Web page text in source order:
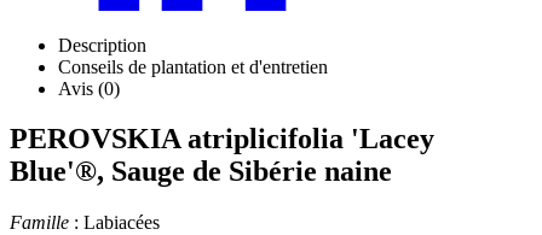
Description
Conseils de plantation et d'entretien
Avis (0)
PEROVSKIA atriplicifolia 'Lacey
Blue'®, Sauge de Sibérie naine
Famille : Labiacées